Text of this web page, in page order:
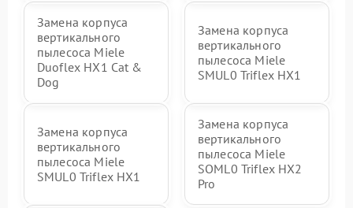
Замена корпуса
вертикального
пылесоса Miele
Duoflex HX1 Cat &
Dog
Замена корпуса
вертикального
пылесоса Miele
SMUL0 Triflex HX1
Замена корпуса
вертикального
пылесоса Miele
SMUL0 Triflex HX1
Замена корпуса
вертикального
пылесоса Miele
SOML0 Triflex HX2
Pro